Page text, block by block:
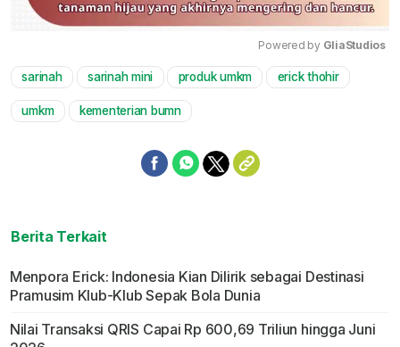
Mute
Powered by GliaStudios
sarinah sarinah mini produk umkm erick thohir
umkm kementerian bumn
Berita Terkait
Menpora Erick: Indonesia Kian Dilirik sebagai Destinasi
Pramusim Klub-Klub Sepak Bola Dunia
Nilai Transaksi QRIS Capai Rp 600,69 Triliun hingga Juni